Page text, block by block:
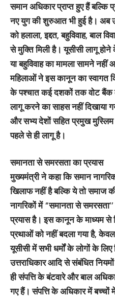
समान अधिकार प्राप्त हुए हैं
नए युग की शुरुआत भी हुई है। अब
को हलाला, इद्दत, बहुविवाह, बाल
से मुक्ति मिली है। यूसीसी लागू
या बहुविवाह का मामला सामने
महिलाओं ने इस कानून का स्वागत
के पश्चात कई दशकों तक वोट बैंक
लागू करने का साहस नहीं दिखाया
और सभ्य देशों सहित प्रमुख मुस्लिम
पहले से ही लागू है।
समानता से समरसता का प्रयास
मुख्यमंत्री ने कहा कि समान
खिलाफ नहीं है बल्कि ये तो समाज
नागरिकों में “समानता से
प्रयास है। इस कानून के माध्यम से
प्रथाओं को नहीं बदला गया है,
यूसीसी में सभी धर्मों के लोगों के लिए
उत्तराधिकार आदि से संबंधित
ही संपत्ति के बंटवारे और बाल
गए हैं। संपत्ति के अधिकार में बच्चों